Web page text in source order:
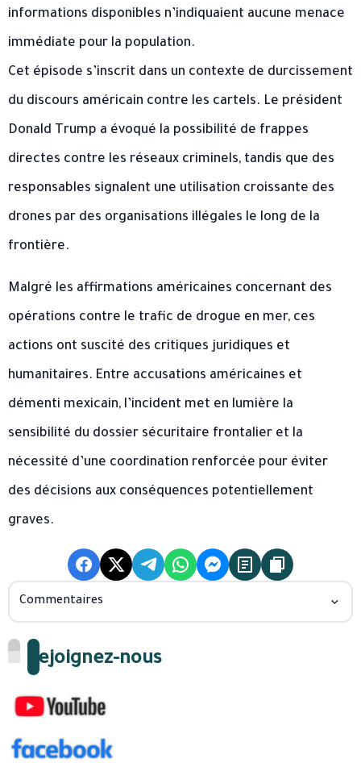
informations disponibles n’indiquaient aucune menace
immédiate pour la population.
Cet épisode s’inscrit dans un contexte de durcissement
du discours américain contre les cartels. Le président
Donald Trump a évoqué la possibilité de frappes
directes contre les réseaux criminels, tandis que des
responsables signalent une utilisation croissante des
drones par des organisations illégales le long de la
frontière.
Malgré les affirmations américaines concernant des
opérations contre le trafic de drogue en mer, ces
actions ont suscité des critiques juridiques et
humanitaires. Entre accusations américaines et
démenti mexicain, l’incident met en lumière la
sensibilité du dossier sécuritaire frontalier et la
nécessité d’une coordination renforcée pour éviter
des décisions aux conséquences potentiellement
graves.
Commentaires
Rejoignez-nous